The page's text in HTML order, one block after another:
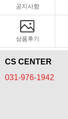
공지사항
상품후기
CS CENTER
031-976-1942